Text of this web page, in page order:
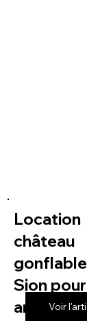
Location
château
Sion pour
Voir